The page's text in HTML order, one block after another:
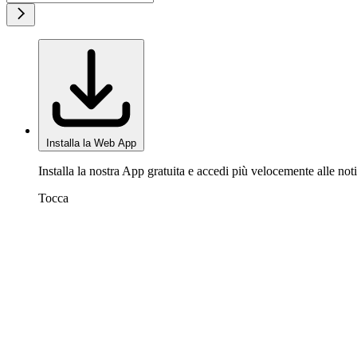
Installa la Web App
Installa la nostra App gratuita e accedi più velocemente alle
Tocca